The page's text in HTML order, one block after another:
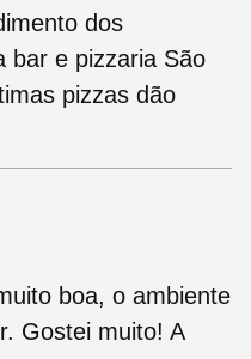
dos
bar e pizzaria São
pizzas dão
boa, o ambiente
Gostei muito! A